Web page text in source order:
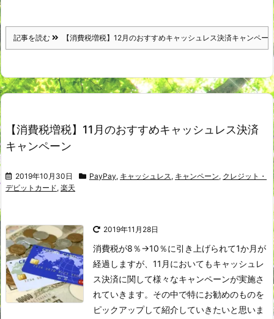
記事を読む 【消費税増税】12月のおすすめキャッシュレス決済キャンペー
【消費税増税】11月のおすすめキャッシュレス決済
キャンペーン
2019年10月30日 PayPay, キャッシュレス, キャンペーン, クレジット・
デビットカード, 楽天
2019年11月28日
消費税が8％→10％に引き上げられて1か月が
経過しますが、11月においてもキャッシュレ
ス決済に関して様々なキャンペーンが実施さ
れていきます。 その中で特にお勧めのものを
ピックアップして紹介していきたいと思いま